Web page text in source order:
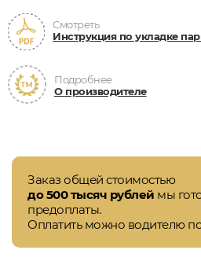
Смотреть
Инструкция по укладке
Подробнее
О производителе
Заказ общей стоимостью
до 500 тысяч рублей мы
предоплаты.
Оплатить можно водителю